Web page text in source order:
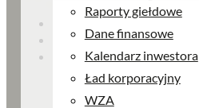
Raporty giełdowe
Dane finansowe
Kalendarz inwestora
Ład korporacyjny
WZA